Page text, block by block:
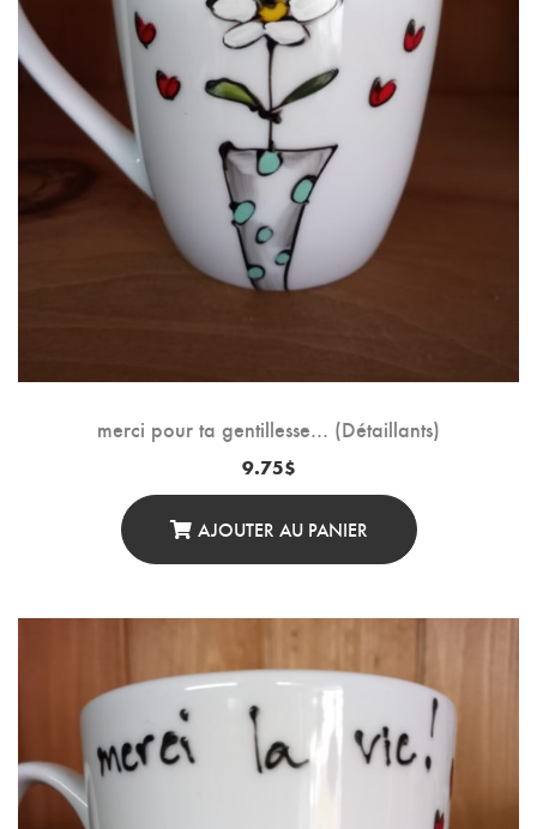
merci pour ta gentillesse… (Détaillants)
9.75$
AJOUTER AU PANIER